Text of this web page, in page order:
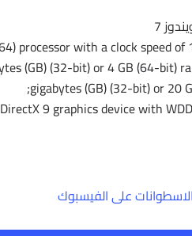
7
DirectX 9 graphics device with
على الفيسبوك